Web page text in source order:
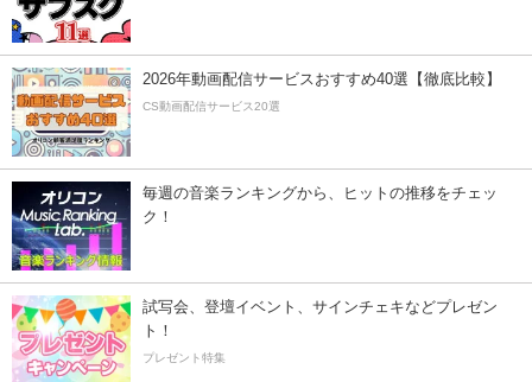
2026年動画配信サービスおすすめ40選【徹底比較】
CS動画配信サービス20選
毎週の音楽ランキングから、ヒットの推移をチェッ
ク！
試写会、登壇イベント、サインチェキなどプレゼン
ト！
プレゼント特集